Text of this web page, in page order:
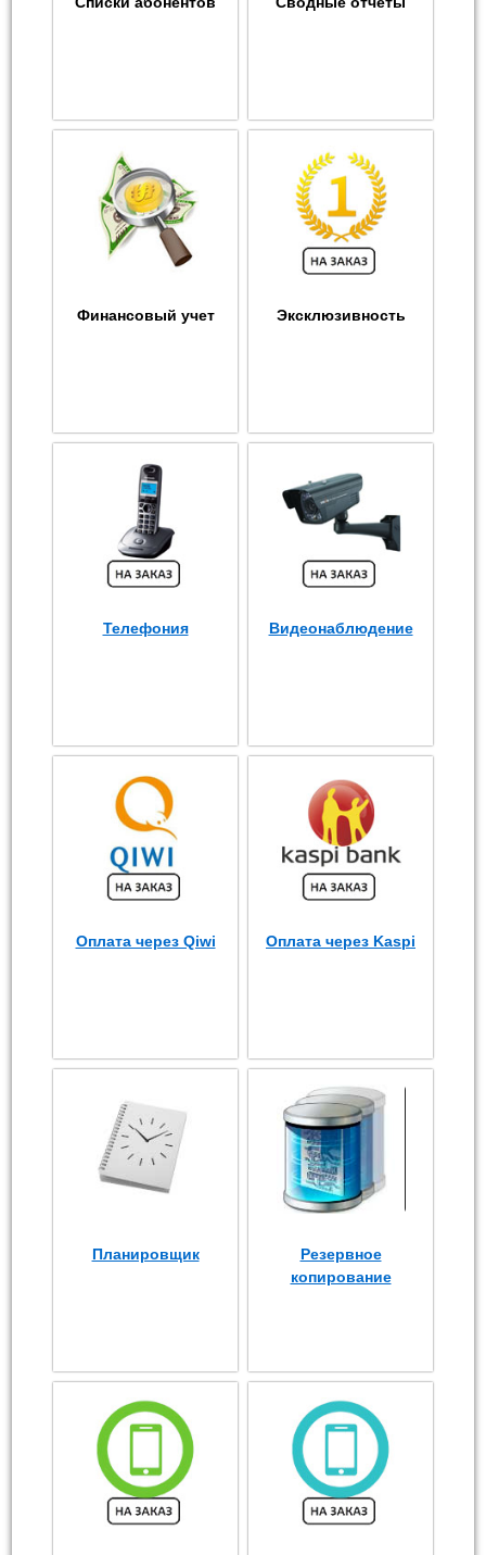
Финансовый учет Эксклюзивность
Телефония Видеонаблюдение
Оплата через Qiwi Оплата через Kaspi
Планировщик
Резервное
копирование